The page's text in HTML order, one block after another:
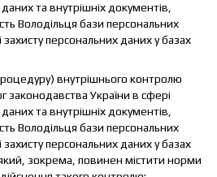
та внутрішніх документів,
Володільця бази персональних
персональних даних у базах
внутрішнього контролю
України в сфері
та внутрішніх документів,
Володільця бази персональних
персональних даних у базах
зокрема, повинен містити норми